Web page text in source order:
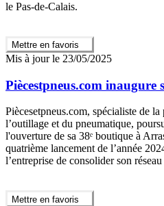
le Pas-de-Calais.
Mettre en favoris
Mis à jour le 23/05/2025
Piècestpneus.com inaugure
Piècesetpneus.com, spécialiste de
l’outillage et du pneumatique,
l'ouverture de sa 38ᵉ boutique à
quatrième lancement de l’année
l’entreprise de consolider son
Mettre en favoris